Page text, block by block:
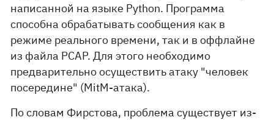
написанной на языке Python. Программа
способна обрабатывать сообщения как в
режиме реального времени, так и в оффлайне
из файла PCAP. Для этого необходимо
предварительно осуществить атаку "человек
посередине" (MitM-атака).
По словам Фирстова, проблема существует из-